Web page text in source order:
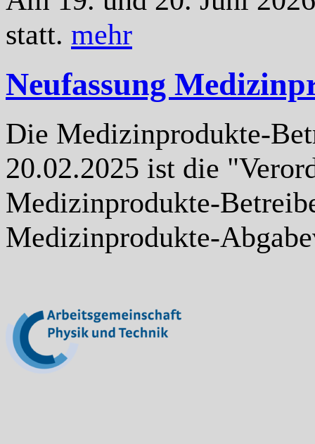
statt. mehr
Neufassung
Die Medizinprodukte-
20.02.2025 ist die
Medizinprodukte-
Medizinprodukte-